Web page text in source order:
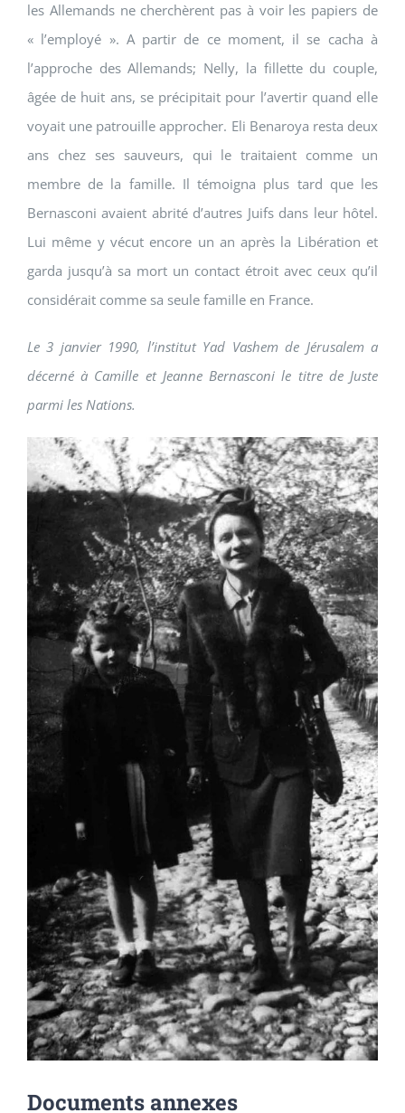
les Allemands ne cherchèrent pas à voir les papiers de
« l’employé ». A partir de ce moment, il se cacha à
l’approche des Allemands; Nelly, la fillette du couple,
âgée de huit ans, se précipitait pour l’avertir quand elle
voyait une patrouille approcher. Eli Benaroya resta deux
ans chez ses sauveurs, qui le traitaient comme un
membre de la famille. Il témoigna plus tard que les
Bernasconi avaient abrité d’autres Juifs dans leur hôtel.
Lui même y vécut encore un an après la Libération et
garda jusqu’à sa mort un contact étroit avec ceux qu’il
considérait comme sa seule famille en France.
Le 3 janvier 1990, l’institut Yad Vashem de Jérusalem a
décerné à Camille et Jeanne Bernasconi le titre de Juste
parmi les Nations.
Documents annexes